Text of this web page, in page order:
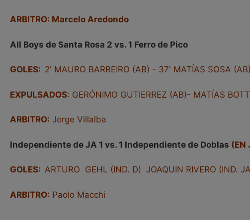
ARBITRO: Marcelo Aredondo
All Boys de Santa Rosa 2 vs. 1 Ferro de Pico
GOLES: 2' MAURO BARREIRO (AB) - 37' MATÍAS SOSA
EXPULSADOS: GERÓNIMO GUTIERREZ (AB)- MATÍAS
ARBITRO: Jorge Villalba
Independiente de JA 1 vs. 1 Independiente de Doblas (EN
GOLES: ARTURO GEHL (IND. D) JOAQUIN RIVERO (IND.
ARBITRO: Paolo Macchi